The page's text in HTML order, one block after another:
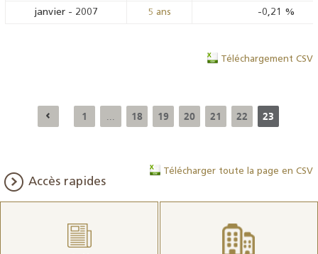
janvier - 2007 5 ans -0,21 %
Téléchargement CSV
1 18 19 20 21 22 23
Télécharger toute la page en CSV
Accès rapides